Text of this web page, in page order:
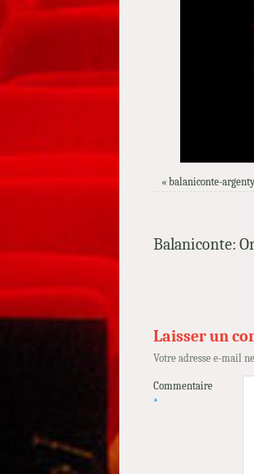
« balaniconte-
Balaniconte:
Laisser un
Votre adresse e-mail
Commentaire
*